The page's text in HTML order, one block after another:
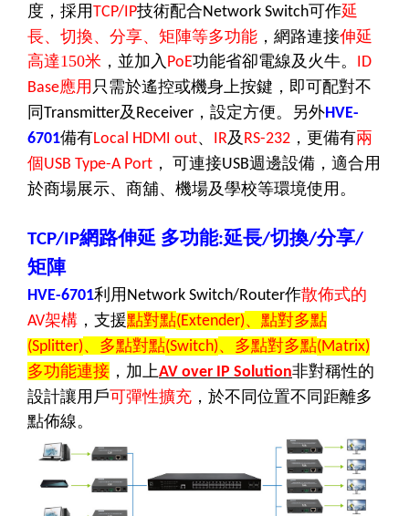
度，採用TCP/IP技術配合Network Switch可作延
長、切換、分享、矩陣等多功能 ，網路連接伸延
高達150米 ，並加入 PoE功能省卻電線及火牛。
ID
Base應用 只需於遙控或機身上按鍵，即可配對不
同Transmitter及 Receiver ，設定方便。另外HVE-
6701備有Local HDMI out、 IR及 RS-232 ，更備有兩
個USB Type-A Port ， 可連接USB週邊設備， 適合用
於商場展示、商舖、機場及學校等環境使用。
TCP/IP網路伸延 多功能:延長/切換/分享/
矩陣
HVE-6701利用 Network Switch/Router作散佈式的
AV架構 ，支援點對點(Extender)、點對多點
(Splitter)、多點對點(Switch)、多點對多點(Matrix)
多功能連接 ，加上AV over IP Solution非對稱性的
設計讓用戶可彈性擴充 ，於不同位置不同距離多
點佈線。